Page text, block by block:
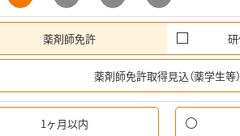
薬剤師免許
薬剤師免許取得見込（薬学生等）
1ヶ月以内